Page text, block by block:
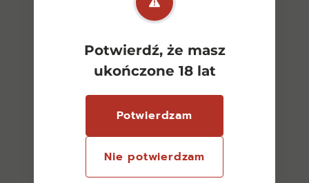
Potwierdź, że masz
ukończone 18 lat
Potwierdzam
Nie potwierdzam
Amarone Della Valpolicella
Vintage Biscardo CW 0,75l
140,00zł